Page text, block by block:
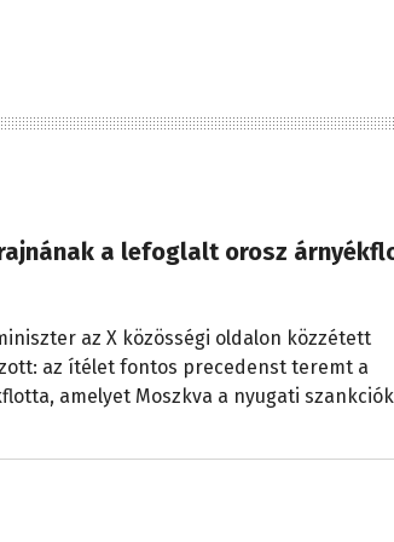
a lefoglalt orosz
az X közösségi oldalon közzétett
az ítélet fontos precedenst teremt a
amelyet Moszkva a nyugati szankciók